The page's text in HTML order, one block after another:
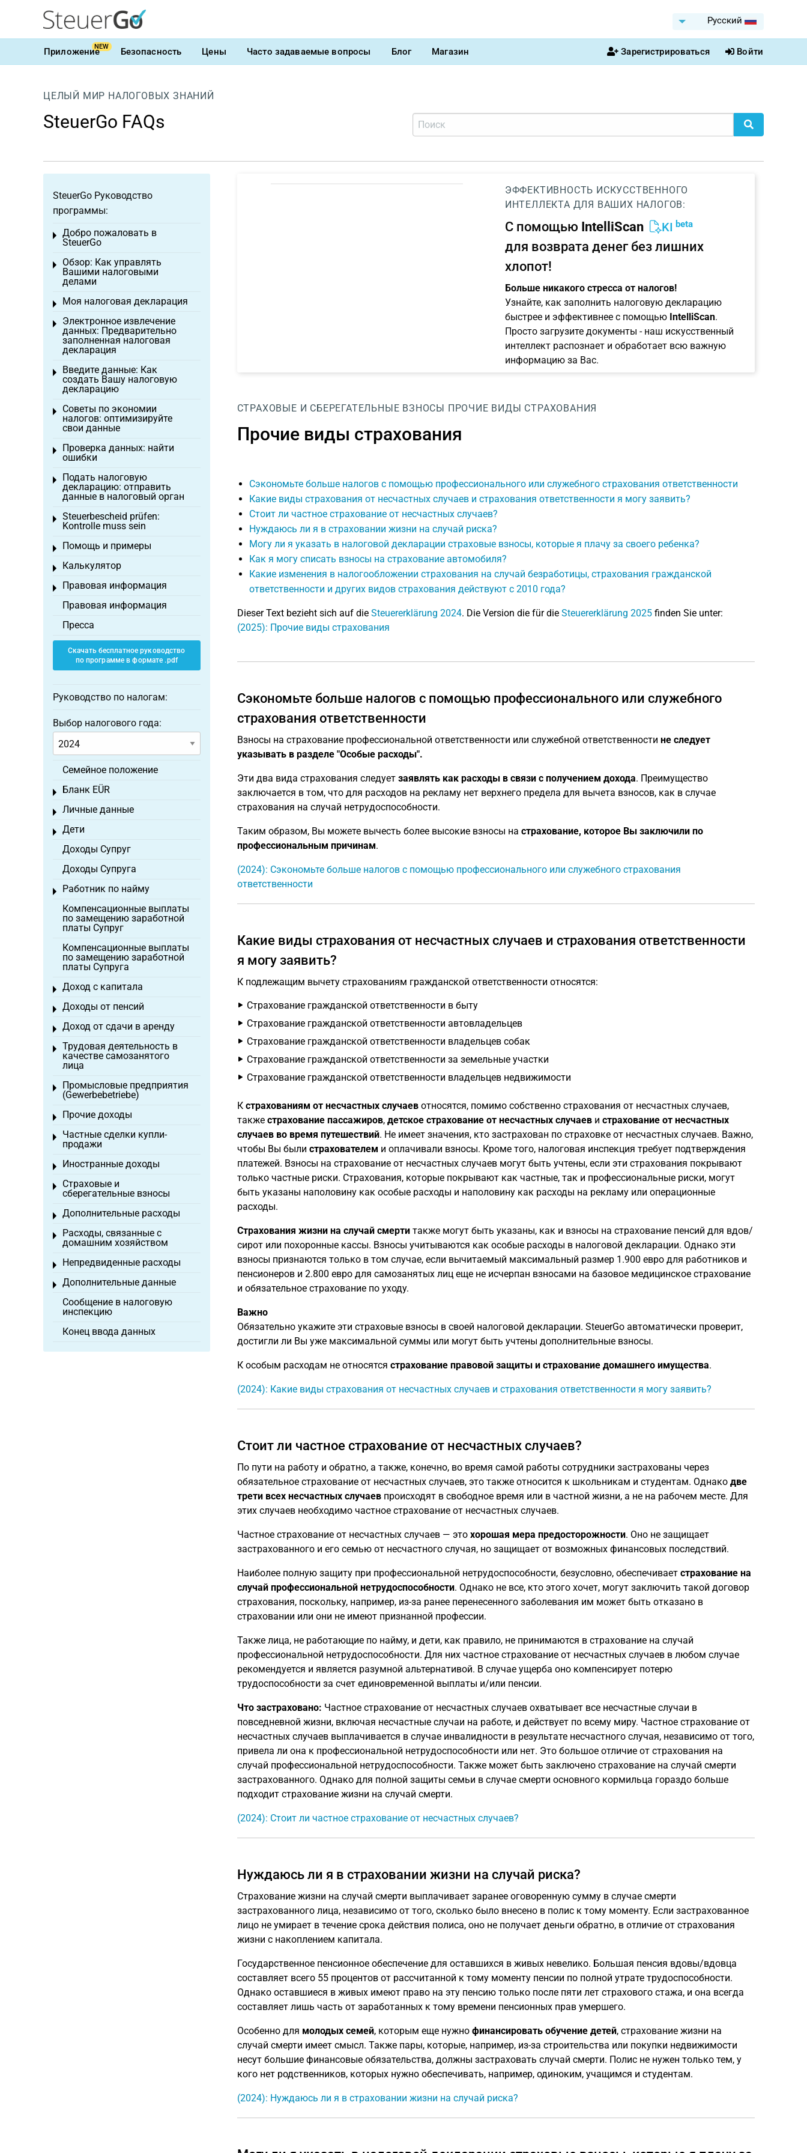
Pусский
ПриложениеNEW Безопасность Цены Часто задаваемые вопросы Блог Магазин Зарегистрироваться Войти
ЦЕЛЫЙ МИР НАЛОГОВЫХ ЗНАНИЙ
SteuerGo FAQs
ЭФФЕКТИВНОСТЬ ИСКУССТВЕННОГО
ИНТЕЛЛЕКТА ДЛЯ ВАШИХ НАЛОГОВ:
С помощью IntelliScan KI beta
для возврата денег без лишних
хлопот!
Больше никакого стресса от налогов!
Узнайте, как заполнить налоговую декларацию
быстрее и эффективнее с помощью IntelliScan.
Просто загрузите документы - наш искусственный
интеллект распознает и обработает всю важную
информацию за Вас.
СТРАХОВЫЕ И СБЕРЕГАТЕЛЬНЫЕ ВЗНОСЫ ПРОЧИЕ ВИДЫ СТРАХОВАНИЯ
Прочие виды страхования
Сэкономьте больше налогов с помощью профессионального или служебного страхования ответственности
Какие виды страхования от несчастных случаев и страхования ответственности я могу заявить?
Стоит ли частное страхование от несчастных случаев?
Нуждаюсь ли я в страховании жизни на случай риска?
Могу ли я указать в налоговой декларации страховые взносы, которые я плачу за своего ребенка?
Как я могу списать взносы на страхование автомобиля?
Какие изменения в налогообложении страхования на случай безработицы, страхования гражданской
ответственности и других видов страхования действуют с 2010 года?
Dieser Text bezieht sich auf die Steuererklärung 2024. Die Version die für die Steuererklärung 2025finden Sie unter:
(2025): Прочие виды страхования
Сэкономьте больше налогов с помощью профессионального или служебного
страхования ответственности
Взносы на страхование профессиональной ответственности или служебной ответственности не следует
указывать в разделе "Особые расходы".
Эти два вида страхования следует заявлять как расходы в связи с получением дохода. Преимущество
заключается в том, что для расходов на рекламу нет верхнего предела для вычета взносов, как в случае
страхования на случай нетрудоспособности.
Таким образом, Вы можете вычесть более высокие взносы на страхование, которое Вы заключили по
профессиональным причинам.
(2024): Сэкономьте больше налогов с помощью профессионального или служебного страхования
ответственности
Какие виды страхования от несчастных случаев и страхования ответственности
я могу заявить?
К подлежащим вычету страхованиям гражданской ответственности относятся:
Страхование гражданской ответственности в быту
Страхование гражданской ответственности автовладельцев
Страхование гражданской ответственности владельцев собак
Страхование гражданской ответственности за земельные участки
Страхование гражданской ответственности владельцев недвижимости
К страхованиям от несчастных случаевотносятся, помимо собственно страхования от несчастных случаев,
также страхование пассажиров, детское страхование от несчастных случаеви страхование от несчастных
случаев во время путешествий. Не имеет значения, кто застрахован по страховке от несчастных случаев. Важно,
чтобы Вы были страхователем и оплачивали взносы. Кроме того, налоговая инспекция требует подтверждения
платежей. Взносы на страхование от несчастных случаев могут быть учтены, если эти страхования покрывают
только частные риски. Страхования, которые покрывают как частные, так и профессиональные риски, могут
быть указаны наполовину как особые расходы и наполовину как расходы на рекламу или операционные
расходы.
Страхования жизни на случай смертитакже могут быть указаны, как и взносы на страхование пенсий для вдов/
сирот или похоронные кассы. Взносы учитываются как особые расходы в налоговой декларации. Однако эти
взносы признаются только в том случае, если вычитаемый максимальный размер 1.900 евро для работников и
пенсионеров и 2.800 евро для самозанятых лиц еще не исчерпан взносами на базовое медицинское страхование
и обязательное страхование по уходу.
Важно
Обязательно укажите эти страховые взносы в своей налоговой декларации. SteuerGo автоматически проверит,
достигли ли Вы уже максимальной суммы или могут быть учтены дополнительные взносы.
К особым расходам не относятся страхование правовой защиты и страхование домашнего имущества.
(2024): Какие виды страхования от несчастных случаев и страхования ответственности я могу заявить?
Стоит ли частное страхование от несчастных случаев?
По пути на работу и обратно, а также, конечно, во время самой работы сотрудники застрахованы через
обязательное страхование от несчастных случаев, это также относится к школьникам и студентам. Однако две
трети всех несчастных случаевпроисходят в свободное время или в частной жизни, а не на рабочем месте. Для
этих случаев необходимо частное страхование от несчастных случаев.
Частное страхование от несчастных случаев — это хорошая мера предосторожности. Оно не защищает
застрахованного и его семью от несчастного случая, но защищает от возможных финансовых последствий.
Наиболее полную защиту при профессиональной нетрудоспособности, безусловно, обеспечивает страхование на
случай профессиональной нетрудоспособности. Однако не все, кто этого хочет, могут заключить такой договор
страхования, поскольку, например, из-за ранее перенесенного заболевания им может быть отказано в
страховании или они не имеют признанной профессии.
Также лица, не работающие по найму, и дети, как правило, не принимаются в страхование на случай
профессиональной нетрудоспособности. Для них частное страхование от несчастных случаев в любом случае
рекомендуется и является разумной альтернативой. В случае ущерба оно компенсирует потерю
трудоспособности за счет единовременной выплаты и/или пенсии.
Что застраховано: Частное страхование от несчастных случаев охватывает все несчастные случаи в
повседневной жизни, включая несчастные случаи на работе, и действует по всему миру. Частное страхование от
несчастных случаев выплачивается в случае инвалидности в результате несчастного случая, независимо от того,
привела ли она к профессиональной нетрудоспособности или нет. Это большое отличие от страхования на
случай профессиональной нетрудоспособности. Также может быть заключено страхование на случай смерти
застрахованного. Однако для полной защиты семьи в случае смерти основного кормильца гораздо больше
подходит страхование жизни на случай смерти.
(2024): Стоит ли частное страхование от несчастных случаев?
Нуждаюсь ли я в страховании жизни на случай риска?
Страхование жизни на случай смерти выплачивает заранее оговоренную сумму в случае смерти
застрахованного лица, независимо от того, сколько было внесено в полис к тому моменту. Если застрахованное
лицо не умирает в течение срока действия полиса, оно не получает деньги обратно, в отличие от страхования
жизни с накоплением капитала.
Государственное пенсионное обеспечение для оставшихся в живых невелико. Большая пенсия вдовы/вдовца
составляет всего 55 процентов от рассчитанной к тому моменту пенсии по полной утрате трудоспособности.
Однако оставшиеся в живых имеют право на эту пенсию только после пяти лет страхового стажа, и она всегда
составляет лишь часть от заработанных к тому времени пенсионных прав умершего.
Особенно для молодых семей, которым еще нужно финансировать обучение детей, страхование жизни на
случай смерти имеет смысл. Также пары, которые, например, из-за строительства или покупки недвижимости
несут большие финансовые обязательства, должны застраховать случай смерти. Полис не нужен только тем, у
кого нет родственников, которых нужно обеспечивать, например, одиноким, учащимся и студентам.
(2024): Нуждаюсь ли я в страховании жизни на случай риска?
SteuerGo Руководство
программы:
Добро пожаловать в
SteuerGo
Toggle menu
Обзор: Как управлять
Вашими налоговыми
делами
Toggle menu
Моя налоговая декларация
Toggle menu
Электронное извлечение
данных: Предварительно
заполненная налоговая
декларация
Toggle menu
Введите данные: Как
создать Вашу налоговую
декларацию
Toggle menu
Советы по экономии
налогов: оптимизируйте
свои данные
Toggle menu
Проверка данных: найти
ошибки
Toggle menu
Подать налоговую
декларацию: отправить
данные в налоговый орган
Toggle menu
Steuerbescheid prüfen:
Kontrolle muss sein
Toggle menu
Помощь и примеры
Toggle menu
Калькулятор
Toggle menu
Правовая информация
Toggle menu
Правовая информация
Пресса
Скачать бесплатное руководство
по программе в формате .pdf
Руководство по налогам:
Выбор налогового года:
Семейное положение
Бланк EÜR
Toggle menu
Личные данные
Toggle menu
Дети
Toggle menu
Доходы Супруг
Доходы Супруга
Работник по найму
Toggle menu
Компенсационные выплаты
по замещению заработной
платы Супруг
Компенсационные выплаты
по замещению заработной
платы Супруга
Доход с капитала
Toggle menu
Доходы от пенсий
Toggle menu
Доход от сдачи в аренду
Toggle menu
Трудовая деятельность в
качестве самозанятого
лица
Toggle menu
Промысловые предприятия
(Gewerbebetriebe)
Toggle menu
Прочие доходы
Toggle menu
Частные сделки купли-
продажи
Toggle menu
Иностранные доходы
Toggle menu
Страховые и
сберегательные взносы
Toggle menu
Дополнительные расходы
Toggle menu
Расходы, связанные с
домашним хозяйством
Toggle menu
Непредвиденные расходы
Toggle menu
Дополнительные данные
Toggle menu
Сообщение в налоговую
инспекцию
Конец ввода данных